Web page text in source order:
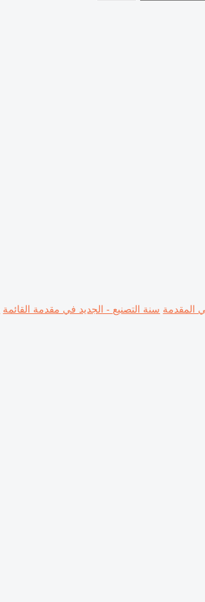
المقدمة سنة التصنيع - الجديد في مقدمة القائمة